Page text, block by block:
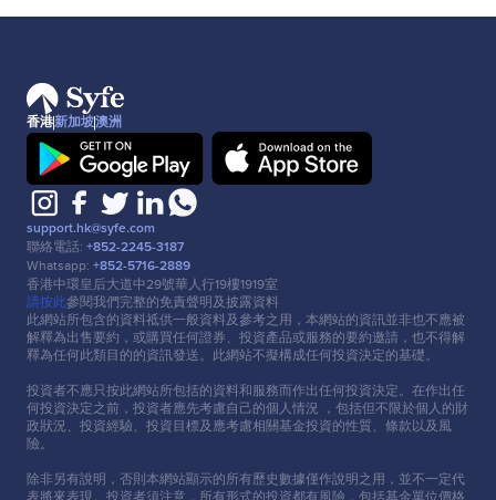
香港新加坡澳洲
support.hk@syfe.com
聯絡電話: +852-2245-3187
Whatsapp: +852-5716-2889
香港中環皇后⼤道中29號華⼈⾏19樓1919室
請按此參閱我們完整的免責聲明及披露資料
此網站所包含的資料祗供⼀般資料及參考之⽤，本網站的資訊並非也不應被
解釋為出售要約，或購買任何證券、投資產品或服務的要約邀請，也不得解
釋為任何此類⽬的的資訊發送。此網站不擬構成任何投資決定的基礎。
投資者不應只按此網站所包括的資料和服務⽽作出任何投資決定。在作出任
何投資決定之前，投資者應先考慮⾃⼰的個⼈情況 ，包括但不限於個⼈的財
政狀況、投資經驗、投資⽬標及應考慮相關基⾦投資的性質、條款以及風
險。
除非另有說明，否則本網站顯示的所有歷史數據僅作說明之⽤，並不⼀定代
表將來表現。投資者須注意，所有形式的投資都有風險，包括基⾦單位價格